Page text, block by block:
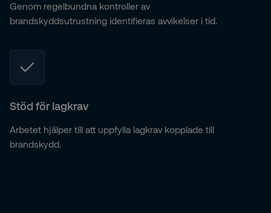
Genom regelbundna kontroller av
brandskyddsutrustning identifieras avvikelser i tid.
Stöd för lagkrav
Arbetet hjälper till att uppfylla lagkrav kopplade till
brandskydd.